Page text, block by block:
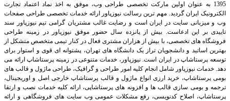
1395 به عنوان اولین مارکت تخصصی طراحی وب، موفق به اخذ نماد اعتماد تجارت
الکترونیک ایران گردید. مهم ترین رسالت نیوزپاور ارائه خدمات تخصصی طراحی صفحات
وب و میزبانی سایت در ایران است و رضایت غالب مشتریان گرامی تیم نیوزپاور سند
تاییدی بر این ادعاست. بیش از پانزده سال حضور موفق نیوزپاور در زمینه طراحی
فروشگاه های تخصصی، با بیش از هزاران مشتری فعال در کنار تیمی متخصص متشکل از
بهترین اساتید و دانشجویان تراز یک دانشگاه های تهران، پشتوانه ای قوی و استوار برای
توسعه پرستاشاپ در ایران است.نیوزپاور، خدمات متنوعی در زمینه پرستاشاپ ارائه می
دهد. خدمات نیوزپاور شامل انجام کلیه امور طراحی و گرافیک، طراحی ماژول و قالب های
بومی پرستاشاپ، خرید ارزی انواع ماژول و قالب پرستاشاپ خارجی اصل و اوریجینال،
ترجمه و بومی سازی قالب ها و افزونه های پرستاشاپی، ارائه کلیه خدمات نصب و ارتقا
پرستاشاپ، اصلاح کدنویسی، رفع مشکلات عمومی وب سایت های فروشگاهی و ارائه